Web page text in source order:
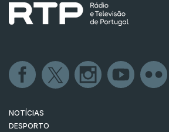
NOTÍCIAS
DESPORTO